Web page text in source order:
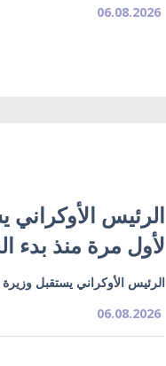
06.08.2026
الرئيس
لأول مرة منذ بدء
الرئيس الأوكراني يستقبل
06.08.2026